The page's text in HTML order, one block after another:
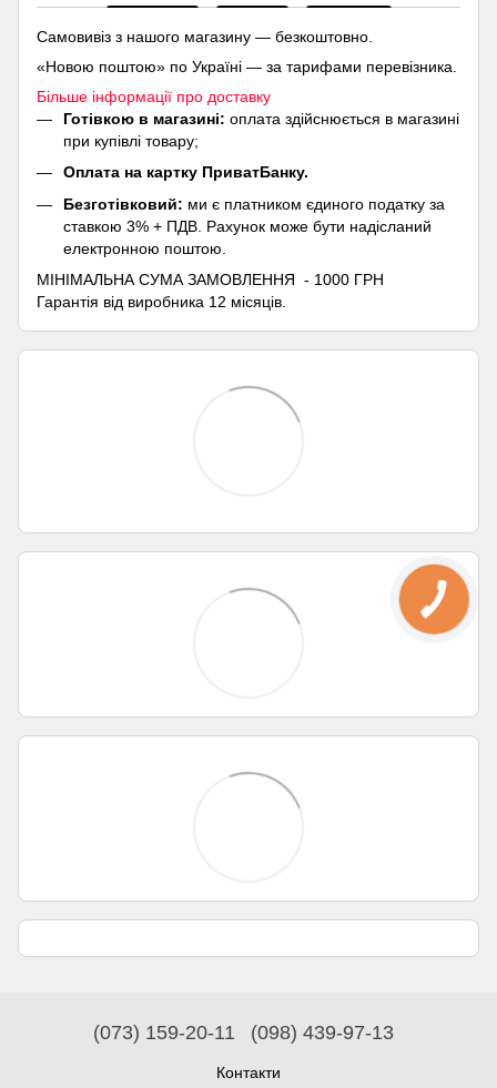
Самовивіз з нашого магазину — безкоштовно.
«Новою поштою» по Україні — за тарифами перевізника.
Більше інформації про доставку
Готівкою в магазині: оплата здійснюється в магазині
при купівлі товару;
Оплата на картку ПриватБанку.
Безготівковий: ми є платником єдиного податку за
ставкою 3% + ПДВ. Рахунок може бути надісланий
електронною поштою.
МІНІМАЛЬНА СУМА ЗАМОВЛЕННЯ - 1000 ГРН
Гарантія від виробника 12 місяців.
(073) 159-20-11 (098) 439-97-13
Контакти